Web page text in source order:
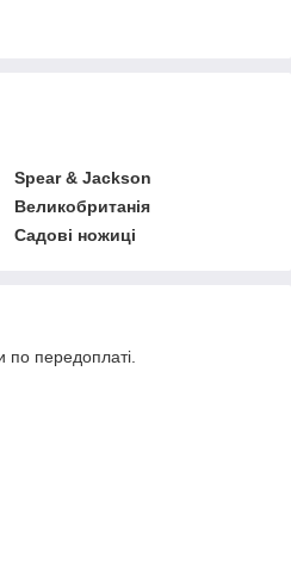
Spear & Jackson
Великобританія
Садові ножиці
по передоплаті.